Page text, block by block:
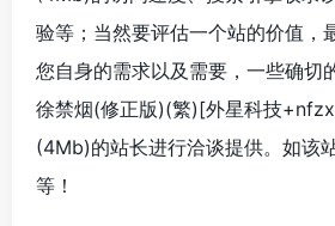
验等；当然要评估一个站的价值，
您自身的需求以及需要，一些确切
徐禁烟(修正版)(繁)[外星科技
(4Mb)的站长进行洽谈提供。如该
等！